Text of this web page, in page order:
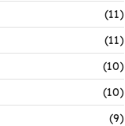
(11)
(11)
(10)
(10)
(9)